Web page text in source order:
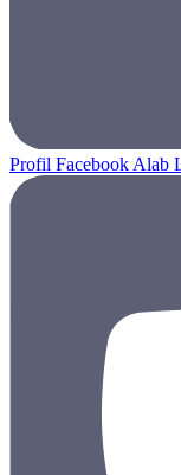
Profil Facebook Alab